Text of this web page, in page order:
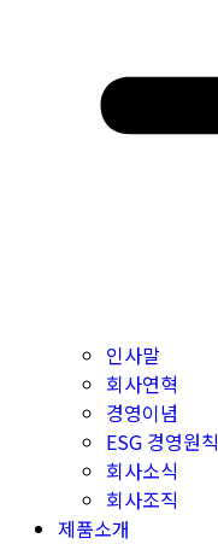
인사말
회사연혁
경영이념
ESG 경영원칙
회사소식
회사조직
제품소개